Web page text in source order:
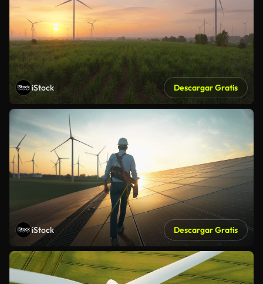
iStock Descargar Gratis
iStock Descargar Gratis